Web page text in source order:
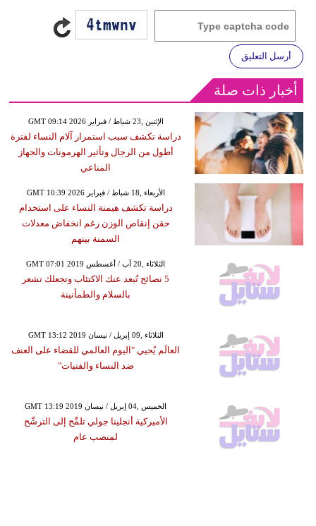
أرسل التعليق
أخبار ذات صلة
GMT 09:14 2026 الإثنين ,23 شباط / فبراير
دراسة تكشف سبب استمرار آلام النساء لفترة
أطول من الرجال وتأثير الهرمونات والجهاز
المناعي
GMT 10:39 2026 الأربعاء ,18 شباط / فبراير
دراسة تكشف هيمنة النساء على استخدام
حقن إنقاص الوزن رغم انخفاض معدلات
السمنة بينهم
GMT 07:01 2019 الثلاثاء ,20 آب / أغسطس
5 نصائح تُبعد عنك الاكتئاب وتجعلك تشعر
بالسلام والطمأنينة
GMT 13:12 2019 الثلاثاء ,09 إبريل / نيسان
العالَم يُحيي "اليوم العالمي للقضاء على العنف
ضد النساء والفتيات"
GMT 13:19 2019 الخميس ,04 إبريل / نيسان
الأميركية أنجلينا جولي تلمِّح إلى الترشّح
لمنصب عام